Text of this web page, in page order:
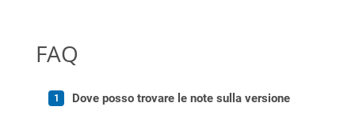
FAQ
Dove posso trovare le note sulla versione